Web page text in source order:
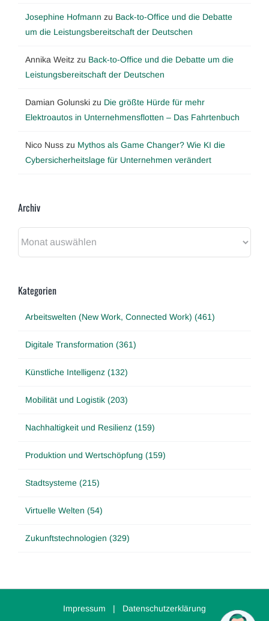
Josephine Hofmann zu Back-to-Office und die Debatte
um die Leistungsbereitschaft der Deutschen
Annika Weitz zu Back-to-Office und die Debatte um die
Leistungsbereitschaft der Deutschen
Damian Golunski zu Die größte Hürde für mehr
Elektroautos in Unternehmensflotten – Das Fahrtenbuch
Nico Nuss zu Mythos als Game Changer? Wie KI die
Cybersicherheitslage für Unternehmen verändert
Archiv
Kategorien
Arbeitswelten (New Work, Connected Work) (461)
Digitale Transformation (361)
Künstliche Intelligenz (132)
Mobilität und Logistik (203)
Nachhaltigkeit und Resilienz (159)
Produktion und Wertschöpfung (159)
Stadtsysteme (215)
Virtuelle Welten (54)
Zukunftstechnologien (329)
Impressum | Datenschutzerklärung